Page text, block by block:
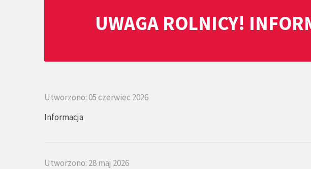
UWAGA ROLNICY!
Utworzono: 05 czerwiec 2026
Informacja
Utworzono: 28 maj 2026